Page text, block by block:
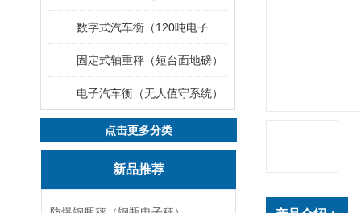
固定式轴重秤（短台面地磅）
电子汽车衡（无人值守系统）
点击更多分类
新品推荐